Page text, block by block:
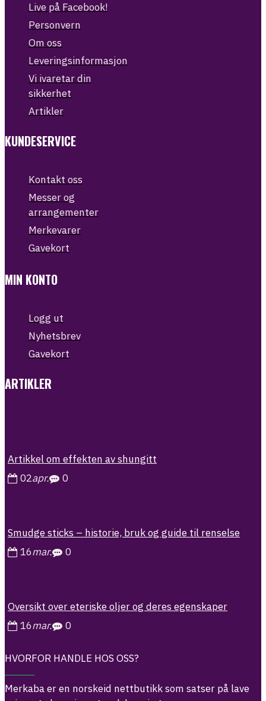
Live på Facebook!
Personvern
Om oss
Leveringsinformasjon
Vi ivaretar din
sikkerhet
Artikler
KUNDESERVICE
Kontakt oss
Messer og
arrangementer
Merkevarer
Gavekort
MIN KONTO
Logg ut
Nyhetsbrev
Gavekort
ARTIKLER
Artikkel om effekten av shungitt
02apr. 0
Smudge sticks – historie, bruk og guide til renselse
16mar. 0
Oversikt over eteriske oljer og deres egenskaper
16mar. 0
HVORFOR HANDLE HOS OSS?
Merkaba er en norskeid nettbutikk som satser på lave